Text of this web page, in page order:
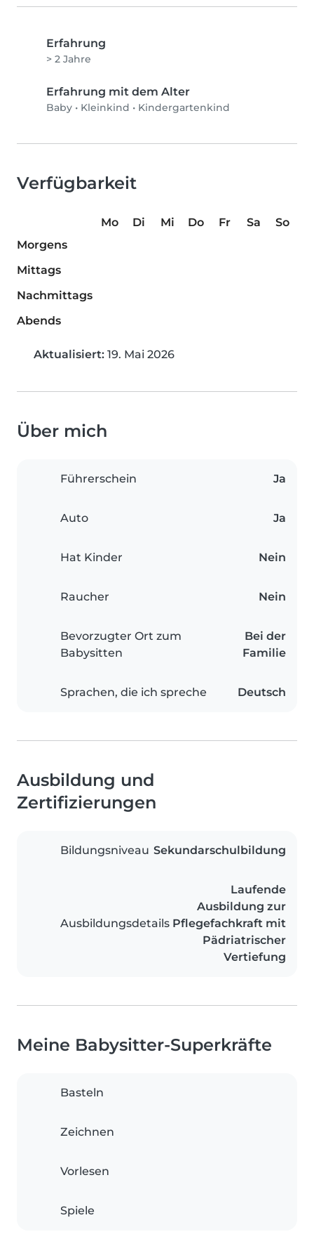
Erfahrung
> 2 Jahre
Erfahrung mit dem Alter
Baby • Kleinkind • Kindergartenkind
Verfügbarkeit
Mo Di Mi Do Fr Sa
So
Morgens
Mittags
Nachmittags
Abends
Aktualisiert: 19. Mai 2026
Über mich
Führerschein Ja
Auto Ja
Hat Kinder Nein
Raucher Nein
Bevorzugter Ort zum
Babysitten
Bei der
Familie
Sprachen, die ich spreche Deutsch
Ausbildung und
Zertifizierungen
Bildungsniveau Sekundarschulbildung
Ausbildungsdetails
Laufende
Ausbildung zur
Pflegefachkraft mit
Pädriatrischer
Vertiefung
Meine Babysitter-Superkräfte
Basteln
Zeichnen
Vorlesen
Spiele